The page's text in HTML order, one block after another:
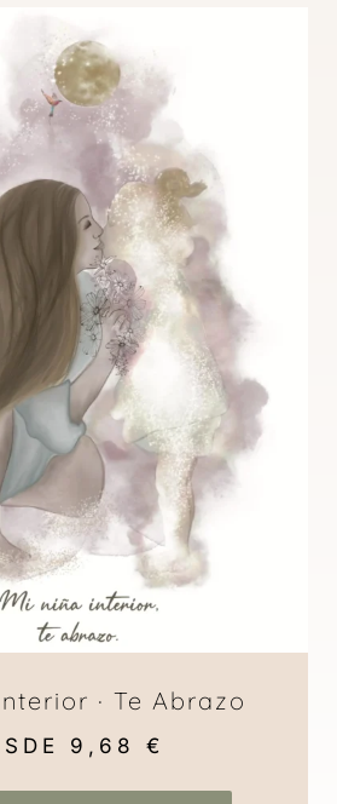
· Te Abrazo
9,68 €